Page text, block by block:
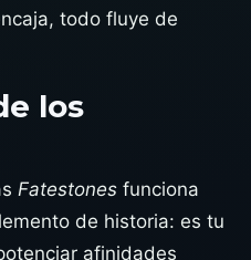
todo fluye de
los
Fatestones funciona
de historia: es tu
afinidades